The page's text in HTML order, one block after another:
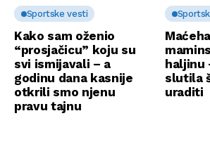
Sportske vesti
Kako sam oženio
“prosjačicu” koju su
svi ismijavali – a
godinu dana kasnije
otkrili smo njenu
pravu tajnu
slutila
uraditi